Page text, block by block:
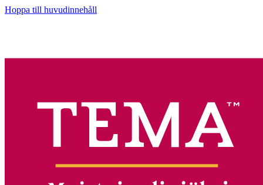
Hoppa till huvudinnehåll